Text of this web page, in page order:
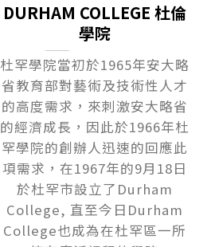
DURHAM COLLEGE 杜倫
學院
杜罕學院當初於1965年安大略
省教育部對藝術及技術性人才
的高度需求，來刺激安大略省
的經濟成長，因此於1966年杜
罕學院的創辦人迅速的回應此
項需求，在1967年的9月18日
於杜罕市設立了Durham
College, 直至今日Durham
College也成為在杜罕區一所